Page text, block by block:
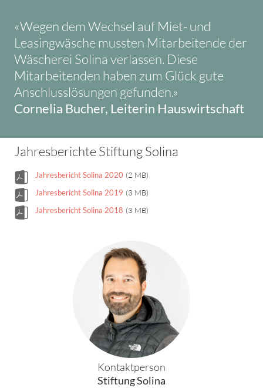
«Wegen dem Wechsel auf Miet- und
Leasingwäsche mussten Mitarbeitende der
Wäscherei Solina verlassen. Diese
Mitarbeitenden haben zum Glück gute
Anschlusslösungen gefunden.»
Cornelia Bucher, Leiterin Hauswirtschaft
Jahresberichte Stiftung Solina
Jahresbericht Solina 2020 (2 MB)
Jahresbericht Solina 2019 (3 MB)
Jahresbericht Solina 2018 (3 MB)
Kontaktperson
Stiftung Solina